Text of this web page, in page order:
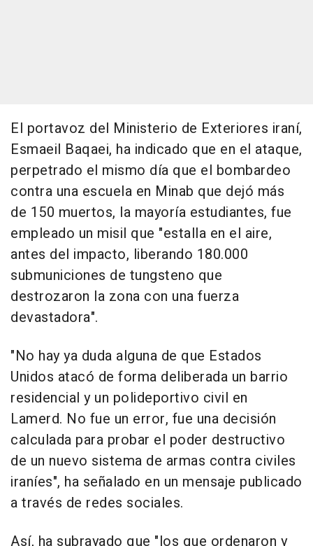
El portavoz del Ministerio de Exteriores iraní,
Esmaeil Baqaei, ha indicado que en el ataque,
perpetrado el mismo día que el bombardeo
contra una escuela en Minab que dejó más
de 150 muertos, la mayoría estudiantes, fue
empleado un misil que "estalla en el aire,
antes del impacto, liberando 180.000
submuniciones de tungsteno que
destrozaron la zona con una fuerza
devastadora".
"No hay ya duda alguna de que Estados
Unidos atacó de forma deliberada un barrio
residencial y un polideportivo civil en
Lamerd. No fue un error, fue una decisión
calculada para probar el poder destructivo
de un nuevo sistema de armas contra civiles
iraníes", ha señalado en un mensaje publicado
a través de redes sociales.
Así, ha subrayado que "los que ordenaron y